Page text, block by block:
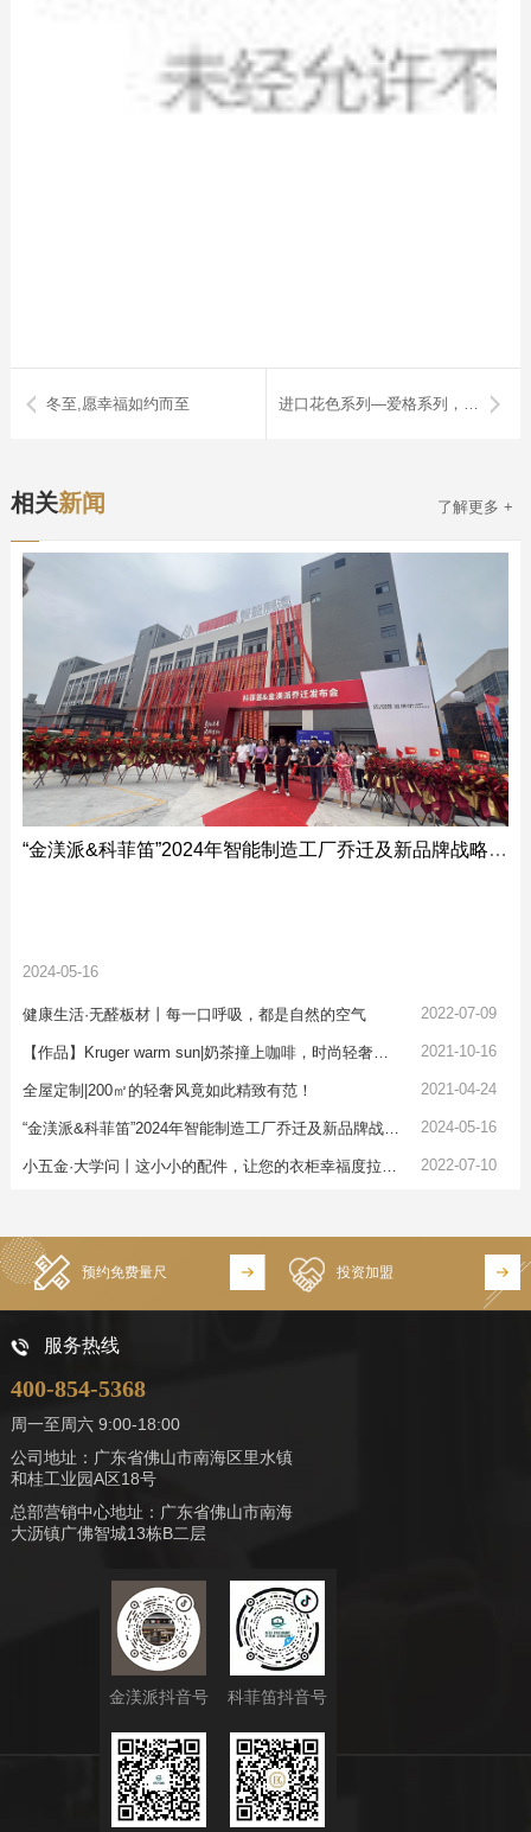
冬至,愿幸福如约而至 进口花色系列—爱格系列，可丽芙系列，芬萨系列，西班牙系列
相关新闻 了解更多 +
“金渼派&科菲笛”2024年智能制造工厂乔迁及新品牌战略发布会圆满举行
2024-05-16
健康生活·无醛板材丨每一口呼吸，都是自然的空气 2022-07-09
2021-10-16
全屋定制|200㎡的轻奢风竟如此精致有范！ 2021-04-24
“金渼派&科菲笛”2024年智能制造工厂乔迁及新品牌战略发布会圆满举行 2024-05-16
小五金·大学问丨这小小的配件，让您的衣柜幸福度拉满！ 2022-07-10
预约免费量尺 投资加盟
服务热线
400-854-5368
周一至周六 9:00-18:00
公司地址：广东省佛山市南海区里水镇
和桂工业园A区18号
总部营销中心地址：广东省佛山市南海
大沥镇广佛智城13栋B二层
金渼派抖音号 科菲笛抖音号